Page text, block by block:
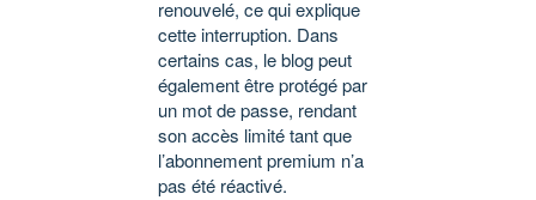
renouvelé, ce qui explique
cette interruption. Dans
certains cas, le blog peut
également être protégé par
un mot de passe, rendant
son accès limité tant que
l’abonnement premium n’a
pas été réactivé.